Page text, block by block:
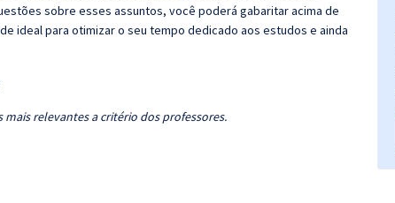
sobre esses assuntos, você poderá gabaritar acima de
ideal para otimizar o seu tempo dedicado aos estudos e ainda
relevantes a critério dos professores.